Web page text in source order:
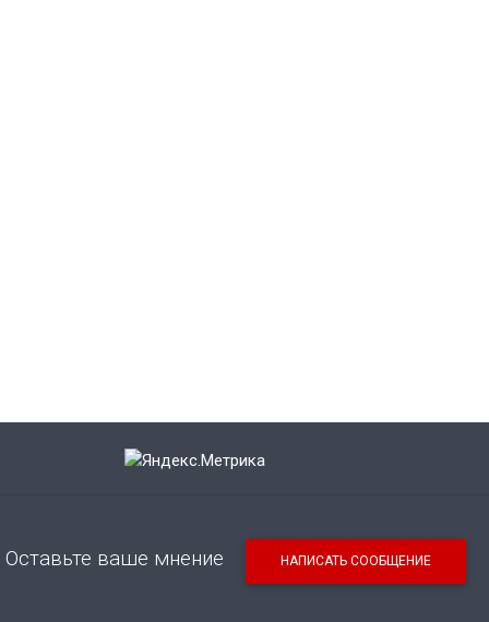
Оставьте ваше мнение НАПИСАТЬ СООБЩЕНИЕ